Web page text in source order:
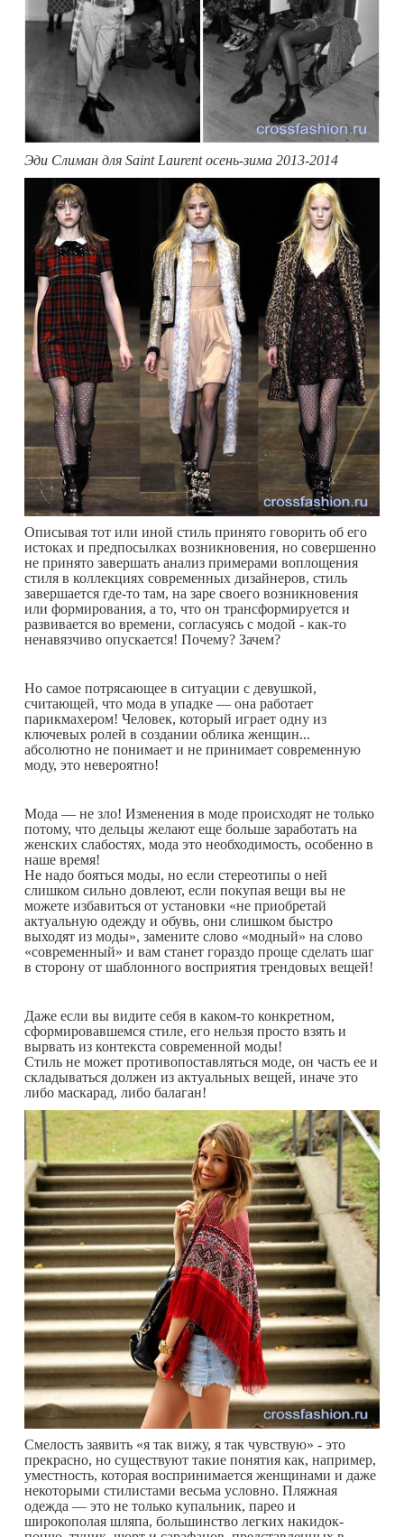
Эди Слиман для Saint Laurent осень-зима 2013-2014
Описывая тот или иной стиль принято говорить об его
истоках и предпосылках возникновения, но совершенно
не принято завершать анализ примерами воплощения
стиля в коллекциях современных дизайнеров, стиль
завершается где-то там, на заре своего возникновения
или формирования, а то, что он трансформируется и
развивается во времени, согласуясь с модой - как-то
ненавязчиво опускается! Почему? Зачем?
Но самое потрясающее в ситуации с девушкой,
считающей, что мода в упадке — она работает
парикмахером! Человек, который играет одну из
ключевых ролей в создании облика женщин...
абсолютно не понимает и не принимает современную
моду, это невероятно!
Мода — не зло! Изменения в моде происходят не только
потому, что дельцы желают еще больше заработать на
женских слабостях, мода это необходимость, особенно в
наше время!
Не надо бояться моды, но если стереотипы о ней
слишком сильно довлеют, если покупая вещи вы не
можете избавиться от установки «не приобретай
актуальную одежду и обувь, они слишком быстро
выходят из моды», замените слово «модный» на слово
«современный» и вам станет гораздо проще сделать шаг
в сторону от шаблонного восприятия трендовых вещей!
Даже если вы видите себя в каком-то конкретном,
сформировавшемся стиле, его нельзя просто взять и
вырвать из контекста современной моды!
Стиль не может противопоставляться моде, он часть ее и
складываться должен из актуальных вещей, иначе это
либо маскарад, либо балаган!
Смелость заявить «я так вижу, я так чувствую» - это
прекрасно, но существуют такие понятия как, например,
уместность, которая воспринимается женщинами и даже
некоторыми стилистами весьма условно. Пляжная
одежда — это не только купальник, парео и
широкополая шляпа, большинство легких накидок-